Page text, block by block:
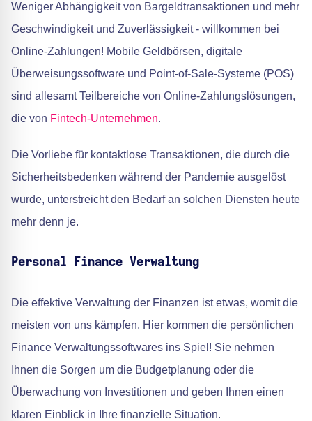
Weniger Abhängigkeit von Bargeldtransaktionen und mehr
Geschwindigkeit und Zuverlässigkeit - willkommen bei
Online-Zahlungen! Mobile Geldbörsen, digitale
Überweisungssoftware und Point-of-Sale-Systeme (POS)
sind allesamt Teilbereiche von Online-Zahlungslösungen,
die von Fintech-Unternehmen.
Die Vorliebe für kontaktlose Transaktionen, die durch die
Sicherheitsbedenken während der Pandemie ausgelöst
wurde, unterstreicht den Bedarf an solchen Diensten heute
mehr denn je.
Personal Finance Verwaltung
Die effektive Verwaltung der Finanzen ist etwas, womit die
meisten von uns kämpfen. Hier kommen die persönlichen
Finance Verwaltungssoftwares ins Spiel! Sie nehmen
Ihnen die Sorgen um die Budgetplanung oder die
Überwachung von Investitionen und geben Ihnen einen
klaren Einblick in Ihre finanzielle Situation.